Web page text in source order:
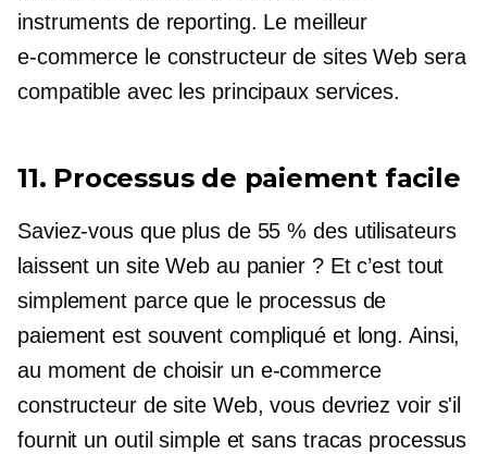
instruments de reporting. Le meilleur
e-commerce le constructeur de sites Web sera
compatible avec les principaux services.
11. Processus de paiement facile
Saviez-vous que plus de 55 % des utilisateurs
laissent un site Web au panier ? Et c’est tout
simplement parce que le processus de
paiement est souvent compliqué et long. Ainsi,
au moment de choisir un e-commerce
constructeur de site Web, vous devriez voir s'il
fournit un outil simple etsans tracas processus